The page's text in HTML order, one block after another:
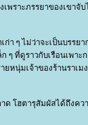
พราะภรรยาของเขาจั
า ๆ ไม่ว่าจะเป็นบรรย
ๆ ที่ดูราวกับเรือนเพา
หนุ่มเจ้าของร้านราเม
ด โฮตารุสัมผัสได้ถึงคว